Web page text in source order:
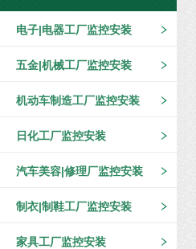
电子|电器工厂监控安装
五金|机械工厂监控安装
机动车制造工厂监控安装
日化工厂监控安装
汽车美容|修理厂监控安装
制衣|制鞋工厂监控安装
家具工厂监控安装